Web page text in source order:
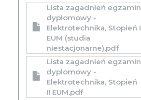
Lista zagadnień egzamin
dyplomowy -
Elektrotechnika, Stopień I
EUM (studia
niestacjonarne).pdf
Lista zagadnień egzamin
dyplomowy -
Elektrotechnika, Stopień
II EUM.pdf